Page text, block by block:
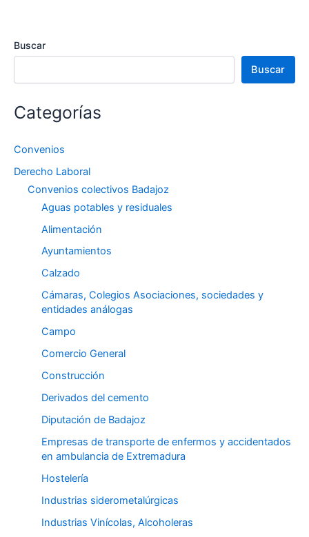
Buscar
Buscar
Categorías
Convenios
Derecho Laboral
Convenios colectivos Badajoz
Aguas potables y residuales
Alimentación
Ayuntamientos
Calzado
Cámaras, Colegios Asociaciones, sociedades y
entidades análogas
Campo
Comercio General
Construcción
Derivados del cemento
Diputación de Badajoz
Empresas de transporte de enfermos y accidentados
en ambulancia de Extremadura
Hostelería
Industrias siderometalúrgicas
Industrias Vinícolas, Alcoholeras